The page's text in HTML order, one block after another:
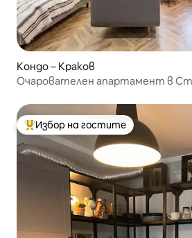
Кондо – Краков
Очарователен апартамент в
Най-популярен избор на гостите
Избор на гостите